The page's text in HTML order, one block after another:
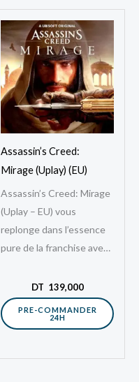
Assassin’s Creed:
Mirage (Uplay) (EU)
Assassin’s Creed: Mirage
(Uplay – EU) vous
replonge dans l’essence
pure de la franchise avec
la furtivité, le parkour et
l’assassinat.…
DT 139,000
PRE-COMMANDER
24H